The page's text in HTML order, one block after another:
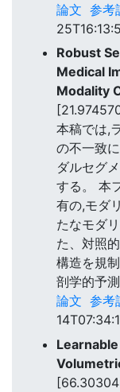
論文 参考
Robust
Medical
Modality
本稿では,
の不一致
ダルセグ
する。 本
有の,モダ
たなモダ
た、対照
構造を規
剖学的予
論文 参考